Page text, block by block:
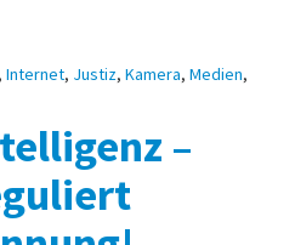
, Internet, Justiz, Kamera, Medien,
–